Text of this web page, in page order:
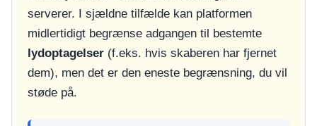
serverer. I sjældne tilfælde kan platformen
midlertidigt begrænse adgangen til bestemte
lydoptagelser(f.eks. hvis skaberen har fjernet
dem), men det er den eneste begrænsning, du vil
støde på.